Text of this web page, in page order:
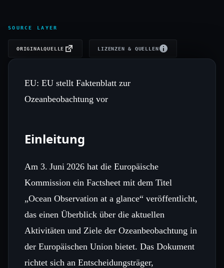
SOURCE LAYER
ORIGINALQUELLE LIZENZEN & QUELLEN
EU: EU stellt Faktenblatt zur
Ozeanbeobachtung vor
Einleitung
Am 3. Juni 2026 hat die Europäische
Kommission ein Factsheet mit dem Titel
„Ocean Observation at a glance“ veröffentlicht,
das einen Überblick über die aktuellen
Aktivitäten und Ziele der Ozeanbeobachtung in
der Europäischen Union bietet. Das Dokument
richtet sich an Entscheidungsträger,